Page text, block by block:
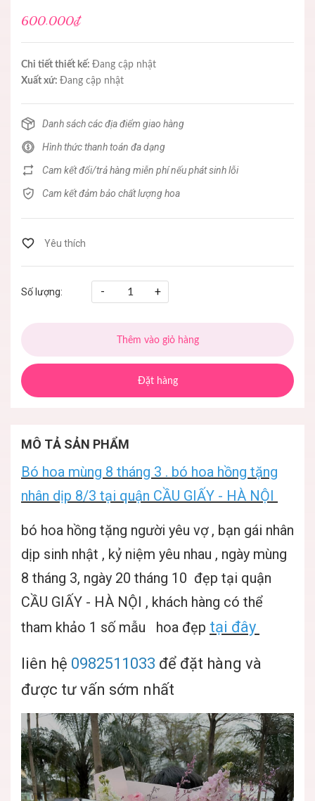
600.000₫
Chi tiết thiết kế: Đang cập nhật
Xuất xứ: Đang cập nhật
Danh sách các địa điểm giao hàng
Hình thức thanh toán đa dạng
Cam kết đổi/trả hàng miễn phí nếu phát sinh lỗi
Cam kết đảm bảo chất lượng hoa
Số lượng: - +
Thêm vào giỏ hàng
Đặt hàng
MÔ TẢ SẢN PHẨM
Bó hoa mùng 8 tháng 3 . bó hoa hồng tặng
nhân dịp 8/3 tại quận CẦU GIẤY - HÀ NỘI
bó hoa hồng tặng người yêu vợ , bạn gái nhân
dịp sinh nhật , kỷ niệm yêu nhau , ngày mùng
8 tháng 3, ngày 20 tháng 10 đẹp tại quận
CẦU GIẤY - HÀ NỘI , khách hàng có thể
tham khảo 1 số mẫu hoa đẹp tại đây
liên hệ 0982511033 để đặt hàng và
được tư vấn sớm nhất